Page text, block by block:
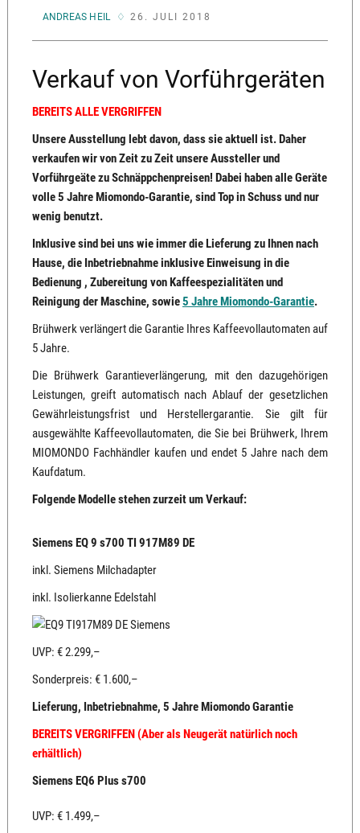
VON
ANDREAS HEIL 26. JULI 2018
Verkauf von Vorführgeräten
BEREITS ALLE VERGRIFFEN
Unsere Ausstellung lebt davon, dass sie aktuell ist. Daher
verkaufen wir von Zeit zu Zeit unsere Aussteller und
Vorführgeäte zu Schnäppchenpreisen! Dabei haben alle Geräte
volle 5 Jahre Miomondo-Garantie, sind Top in Schuss und nur
wenig benutzt.
Inklusive sind bei uns wie immer die Lieferung zu Ihnen nach
Hause, die Inbetriebnahme inklusive Einweisung in die
Bedienung , Zubereitung von Kaffeespezialitäten und
Reinigung der Maschine, sowie5 Jahre Miomondo-Garantie.
Brühwerk verlängert die Garantie Ihres Kaffeevollautomaten auf
5 Jahre.
Die Brühwerk Garantieverlängerung, mit den dazugehörigen
Leistungen, greift automatisch nach Ablauf der gesetzlichen
Gewährleistungsfrist und Herstellergarantie. Sie gilt für
ausgewählte Kaffeevollautomaten, die Sie bei Brühwerk, Ihrem
MIOMONDO Fachhändler kaufen und endet 5 Jahre nach dem
Kaufdatum.
Folgende Modelle stehen zurzeit um Verkauf:
Siemens EQ 9 s700 TI 917M89 DE
inkl. Siemens Milchadapter
inkl. Isolierkanne Edelstahl
UVP: € 2.299,–
Sonderpreis: € 1.600,–
Lieferung, Inbetriebnahme, 5 Jahre Miomondo Garantie
BEREITS VERGRIFFEN (Aber als Neugerät natürlich noch
erhältlich)
Siemens EQ6 Plus s700
UVP: € 1.499,–